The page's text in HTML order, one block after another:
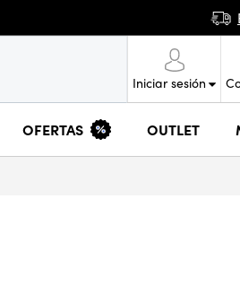
Iniciar sesión
OFERTAS OUTLET